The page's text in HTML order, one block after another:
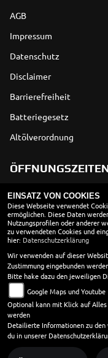
AGB
Impressum
Datenschutz
Disclaimer
Barrierefreiheit
Batteriegesetz
Altölverordnung
Montag:
Dienstag:
08:30
Mittwoch:
08:30
Donnerstag:
08:30 -
Freitag:
08:30
Samstag:
10:00 -
Sonntag:
Werkstatt
Montag - Donnerstag
Freitag 8.30 - 17.00
EINSATZ VON COOKIES
Diese Webseite verwendet
ermöglichen. Diese Daten
Nutzungsprofilen oder anderer
zu verwendeten Cookies und
hier: Datenschutzerklärung
Wir verwenden auf dieser
Zustimmung eingebunden
Bitte hake dazu den jeweiligen
Google Maps und Youtube
Optional kann mit Klick auf
werden
Detailierte Informationen zu
du in unserer